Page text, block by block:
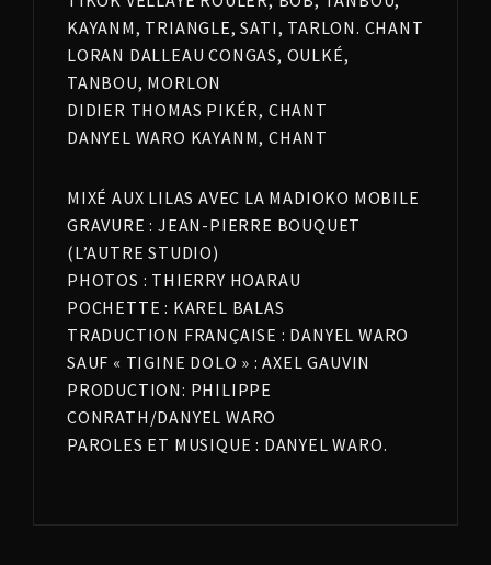
KAYANM, TRIANGLE, SATI, TARLON. CHANT
LORAN DALLEAU CONGAS, OULKÉ,
TANBOU, MORLON
DIDIER THOMAS PIKÉR, CHANT
DANYEL WARO KAYANM, CHANT
MIXÉ AUX LILAS AVEC LA MADIOKO MOBILE
GRAVURE : JEAN-PIERRE BOUQUET
(L’AUTRE STUDIO)
PHOTOS : THIERRY HOARAU
POCHETTE : KAREL BALAS
TRADUCTION FRANÇAISE : DANYEL WARO
SAUF « TIGINE DOLO » : AXEL GAUVIN
PRODUCTION: PHILIPPE
CONRATH/DANYEL WARO
PAROLES ET MUSIQUE : DANYEL WARO.